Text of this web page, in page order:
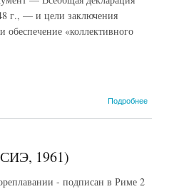
г., — и цели заключения
«коллективного
Подробнее
1961)
- подписан в Риме 2